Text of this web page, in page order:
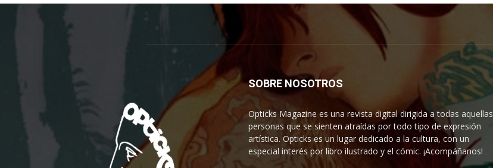
SOBRE NOSOTROS
Opticks Magazine es una revista digital dirigida a todas aquellas
personas que se sienten atraídas por todo tipo de expresión
artística. Opticks es un lugar dedicado a la cultura, con un
especial interés por libro ilustrado y el cómic. ¡Acompáñanos!